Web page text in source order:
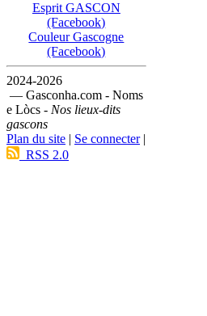
Esprit GASCON
(Facebook)
Couleur Gascogne
(Facebook)
2024-2026
— Gasconha.com - Noms
e Lòcs - Nos lieux-dits
gascons
Plan du site | Se connecter|
RSS 2.0